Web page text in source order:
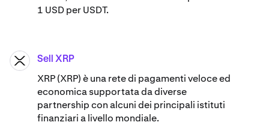
1 USD per USDT.
XRP Sell XRP
XRP (XRP) è una rete di pagamenti veloce ed
economica supportata da diverse
partnership con alcuni dei principali istituti
finanziari a livello mondiale.